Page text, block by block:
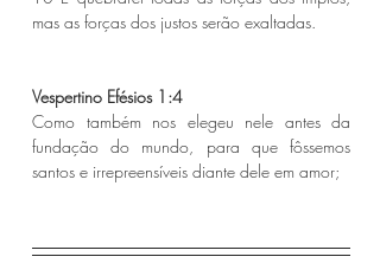
mas as forças dos justos serão exaltadas.
Vespertino Efésios 1:4
Como também nos elegeu nele antes da
fundação do mundo, para que fôssemos
santos e irrepreensíveis diante dele em amor;